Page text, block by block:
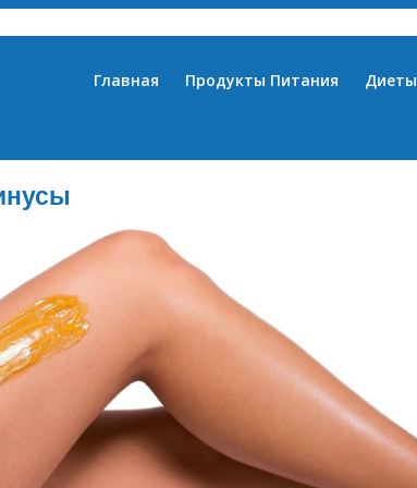
Главная Продукты Питания Диеты